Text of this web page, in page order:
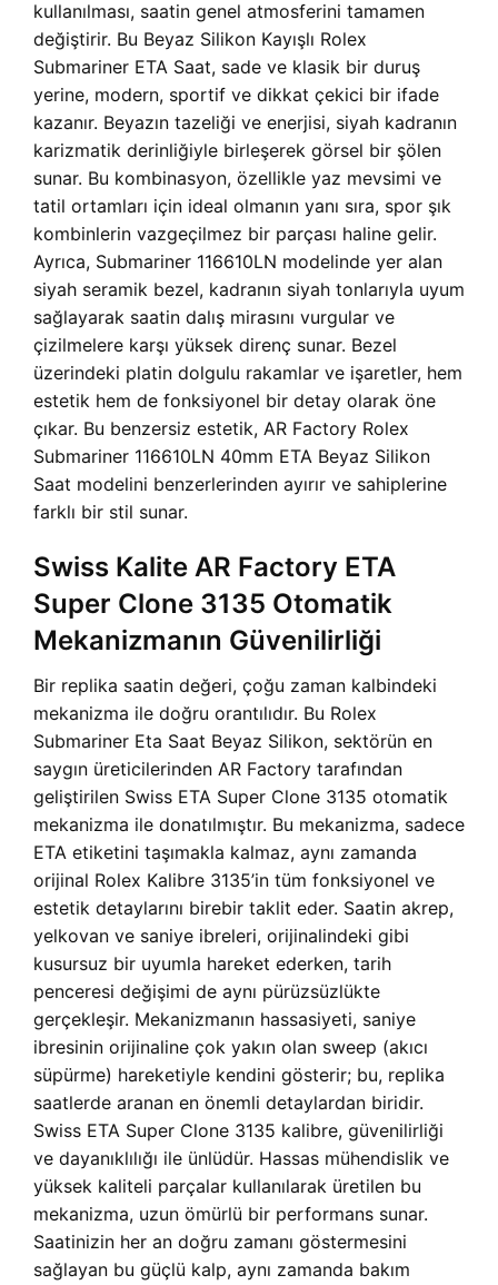
kullanılması, saatin genel atmosferini tamamen
değiştirir. Bu Beyaz Silikon Kayışlı Rolex
Submariner ETA Saat, sade ve klasik bir duruş
yerine, modern, sportif ve dikkat çekici bir ifade
kazanır. Beyazın tazeliği ve enerjisi, siyah kadranın
karizmatik derinliğiyle birleşerek görsel bir şölen
sunar. Bu kombinasyon, özellikle yaz mevsimi ve
tatil ortamları için ideal olmanın yanı sıra, spor şık
kombinlerin vazgeçilmez bir parçası haline gelir.
Ayrıca, Submariner 116610LN modelinde yer alan
siyah seramik bezel, kadranın siyah tonlarıyla uyum
sağlayarak saatin dalış mirasını vurgular ve
çizilmelere karşı yüksek direnç sunar. Bezel
üzerindeki platin dolgulu rakamlar ve işaretler, hem
estetik hem de fonksiyonel bir detay olarak öne
çıkar. Bu benzersiz estetik, AR Factory Rolex
Submariner 116610LN 40mm ETA Beyaz Silikon
Saat modelini benzerlerinden ayırır ve sahiplerine
farklı bir stil sunar.
Swiss Kalite AR Factory ETA
Super Clone 3135 Otomatik
Mekanizmanın Güvenilirliği
Bir replika saatin değeri, çoğu zaman kalbindeki
mekanizma ile doğru orantılıdır. Bu Rolex
Submariner Eta Saat Beyaz Silikon, sektörün en
saygın üreticilerinden AR Factory tarafından
geliştirilen Swiss ETA Super Clone 3135 otomatik
mekanizma ile donatılmıştır. Bu mekanizma, sadece
ETA etiketini taşımakla kalmaz, aynı zamanda
orijinal Rolex Kalibre 3135’in tüm fonksiyonel ve
estetik detaylarını birebir taklit eder. Saatin akrep,
yelkovan ve saniye ibreleri, orijinalindeki gibi
kusursuz bir uyumla hareket ederken, tarih
penceresi değişimi de aynı pürüzsüzlükte
gerçekleşir. Mekanizmanın hassasiyeti, saniye
ibresinin orijinaline çok yakın olan sweep (akıcı
süpürme) hareketiyle kendini gösterir; bu, replika
saatlerde aranan en önemli detaylardan biridir.
Swiss ETA Super Clone 3135 kalibre, güvenilirliği
ve dayanıklılığı ile ünlüdür. Hassas mühendislik ve
yüksek kaliteli parçalar kullanılarak üretilen bu
mekanizma, uzun ömürlü bir performans sunar.
Saatinizin her an doğru zamanı göstermesini
sağlayan bu güçlü kalp, aynı zamanda bakım